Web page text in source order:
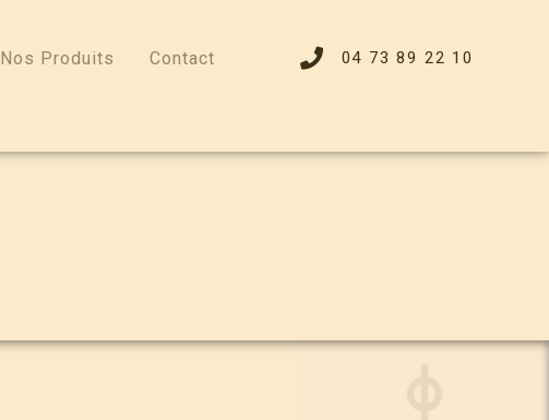
Nos Produits Contact 04 73 89 22 10